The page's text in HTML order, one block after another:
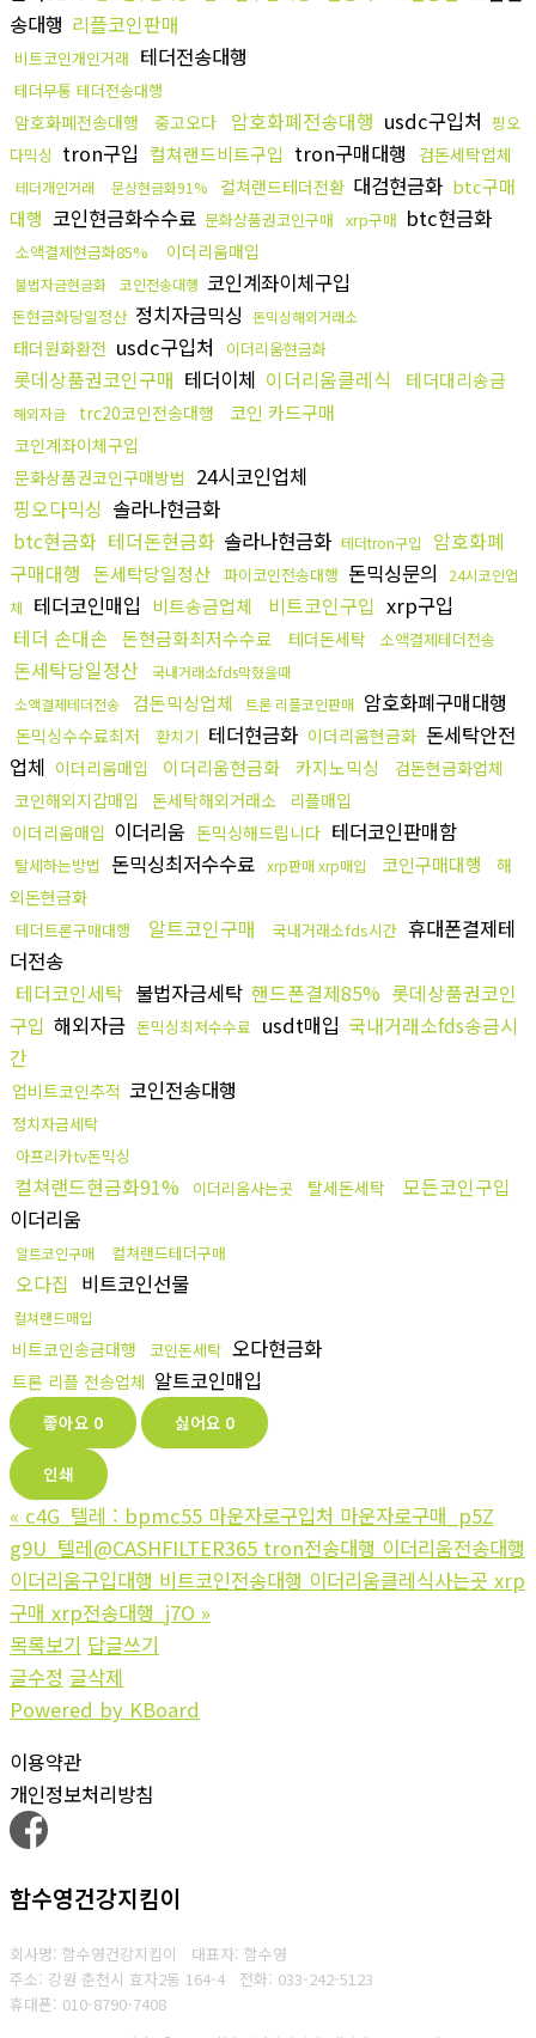
송대행 리플코인판매
비트코인개인거래 테더전송대행
테더무통 테더전송대행
암호화폐전송대행 중고오다 암호화폐전송대행 usdc구입처 핑오
다믹싱 tron구입 컬쳐랜드비트구입 tron구매대행 검돈세탁업체
테더개인거래 문상현금화91% 컬쳐랜드테더전환 대검현금화 btc구매
대행 코인현금화수수료 문화상품권코인구매 xrp구매 btc현금화
소액결제현금화85% 이더리움매입
불법자금현금화 코인전송대행 코인계좌이체구입
돈현금화당일정산 정치자금믹싱 돈믹싱해외거래소
태더원화환전 usdc구입처 이더리움현금화
롯데상품권코인구매 테더이체 이더리움클레식 테더대리송금
해외자금 trc20코인전송대행 코인 카드구매
코인계좌이체구입
문화상품권코인구매방법 24시코인업체
핑오다믹싱 솔라나현금화
btc현금화 테더돈현금화 솔라나현금화 테더tron구입
암호화폐
구매대행 돈세탁당일정산 파이코인전송대행 돈믹싱문의
24시코인업
체
테더코인매입 비트송금업체 비트코인구입 xrp구입
테더 손대손
돈현금화최저수수료 테더돈세탁 소액결제테더전송
돈세탁당일정산
국내거래소fds막혔을때
소액결제테더전송
검돈믹싱업체 트론 리플코인판매 암호화폐구매대행
돈믹싱수수료최저 환치기 테더현금화 이더리움현금화 돈세탁안전
업체 이더리움매입 이더리움현금화 카지노믹싱
검돈현금화업체
코인해외지갑매입
돈세탁해외거래소 리플매입
이더리움매입 이더리움 돈믹싱해드립니다 테더코인판매함
탈세하는방법 돈믹싱최저수수료 xrp판매 xrp매입 코인구매대행
해
외돈현금화
테더트론구매대행 알트코인구매 국내거래소fds시간 휴대폰결제테
더전송
테더코인세탁 불법자금세탁 핸드폰결제85% 롯데상품권코인
구입 해외자금 돈믹싱최저수수료 usdt매입 국내거래소fds송금시
간
업비트코인추적 코인전송대행
정치자금세탁
아프리카tv돈믹싱
컬쳐랜드현금화91% 이더리움사는곳 탈세돈세탁
모든코인구입
이더리움
알트코인구매 컬쳐랜드테더구매
오다집 비트코인선물
컬쳐랜드매입
비트코인송금대행 코인돈세탁 오다현금화
트론 리플 전송업체 알트코인매입
좋아요 0 싫어요 0
인쇄
« c4G_텔레 : bpmc55 마운자로구입처 마운자로구매_p5Z
g9U_텔레@CASHFILTER365 tron전송대행 이더리움전송대행
이더리움구입대행 비트코인전송대행 이더리움클레식사는곳 xrp
구매 xrp전송대행_j7O »
목록보기 답글쓰기
글수정 글삭제
Powered by KBoard
이용약관
개인정보처리방침
함수영건강지킴이
회사명: 함수영건강지킴이 대표자: 함수영
주소: 강원 춘천시 효자2동 164-4 전화: 033-242-5123
휴대폰: 010-8790-7408